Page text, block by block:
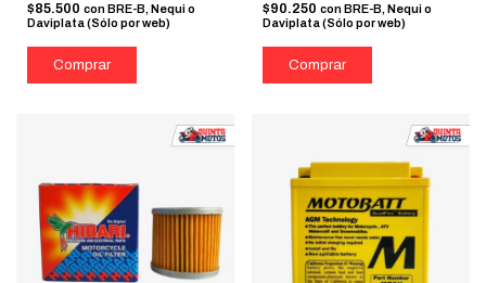
$85.500 con BRE-B, Nequi o
Daviplata (Sólo por web)
$90.250 con BRE-B, Nequi o
Daviplata (Sólo por web)